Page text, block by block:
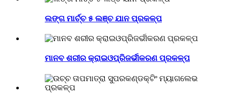
ଲଙ୍ଗ ମାର୍ଚ୍ଚ ୫ ଲଞ୍ଚ ଯାନ ପ୍ରକଳ୍ପ
ମାନବ ଶରୀର କ୍ରାଇଓପ୍ରିଜର୍ଭୀକରଣ ପ୍ରକଳ୍ପ